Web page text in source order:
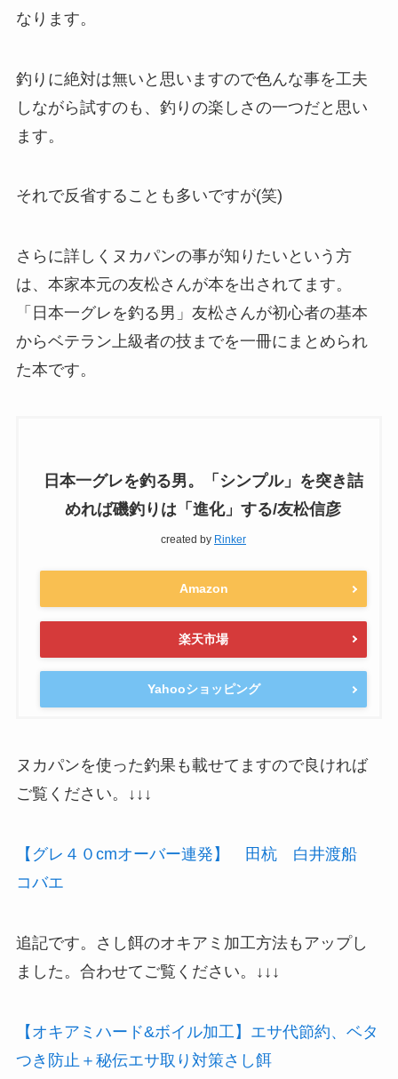
なります。
釣りに絶対は無いと思いますので色んな事を工夫
しながら試すのも、釣りの楽しさの一つだと思い
ます。
それで反省することも多いですが(笑)
さらに詳しくヌカパンの事が知りたいという方
は、本家本元の友松さんが本を出されてます。
「日本一グレを釣る男」友松さんが初心者の基本
からベテラン上級者の技までを一冊にまとめられ
た本です。
日本一グレを釣る男。「シンプル」を突き詰
めれば磯釣りは「進化」する/友松信彦
Yahooショッピング
ヌカパンを使った釣果も載せてますので良ければ
【グレ４０cmオーバー連発】 田杭 白井渡船
追記です。さし餌のオキアミ加工方法もアップし